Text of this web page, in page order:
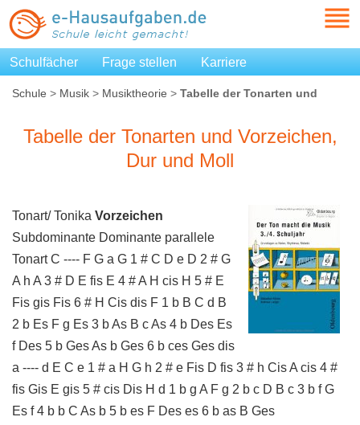
Schulfächer Frage stellen Karriere
Schule > Musik > Musiktheorie > Tabelle der Tonarten und
Tabelle der Tonarten und Vorzeichen,
Dur und Moll
Tonart/ Tonika Vorzeichen
Subdominante Dominante parallele
Tonart C ---- F G a G 1 # C D e D 2 # G
A h A 3 # D E fis E 4 # A H cis H 5 # E
Fis gis Fis 6 # H Cis dis F 1 b B C d B
2 b Es F g Es 3 b As B c As 4 b Des Es
f Des 5 b Ges As b Ges 6 b ces Ges dis
a ---- d E C e 1 # a H G h 2 # e Fis D fis 3 # h Cis A cis 4 #
fis Gis E gis 5 # cis Dis H d 1 b g A F g 2 b c D B c 3 b f G
Es f 4 b b C As b 5 b es F Des es 6 b as B Ges